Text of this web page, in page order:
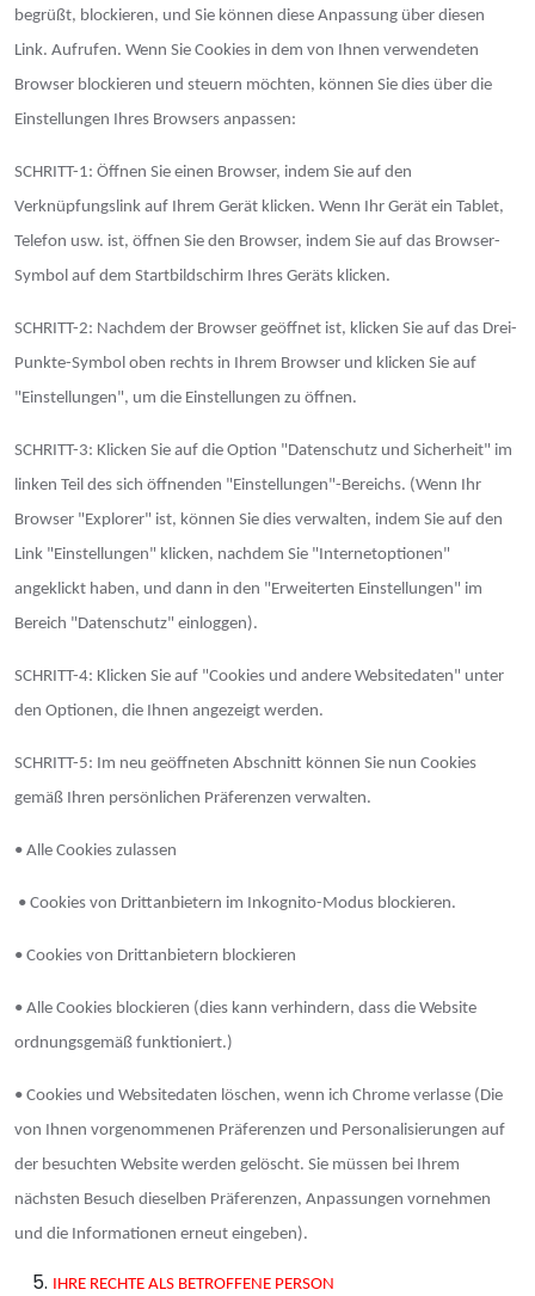
begrüßt, blockieren, und Sie können diese Anpassung über diesen
Link. Aufrufen. Wenn Sie Cookies in dem von Ihnen verwendeten
Browser blockieren und steuern möchten, können Sie dies über die
Einstellungen Ihres Browsers anpassen:
SCHRITT-1: Öffnen Sie einen Browser, indem Sie auf den
Verknüpfungslink auf Ihrem Gerät klicken. Wenn Ihr Gerät ein Tablet,
Telefon usw. ist, öffnen Sie den Browser, indem Sie auf das Browser-
Symbol auf dem Startbildschirm Ihres Geräts klicken.
SCHRITT-2: Nachdem der Browser geöffnet ist, klicken Sie auf das Drei-
Punkte-Symbol oben rechts in Ihrem Browser und klicken Sie auf
"Einstellungen", um die Einstellungen zu öffnen.
SCHRITT-3: Klicken Sie auf die Option "Datenschutz und Sicherheit" im
linken Teil des sich öffnenden "Einstellungen"-Bereichs. (Wenn Ihr
Browser "Explorer" ist, können Sie dies verwalten, indem Sie auf den
Link "Einstellungen" klicken, nachdem Sie "Internetoptionen"
angeklickt haben, und dann in den "Erweiterten Einstellungen" im
Bereich "Datenschutz" einloggen).
SCHRITT-4: Klicken Sie auf "Cookies und andere Websitedaten" unter
den Optionen, die Ihnen angezeigt werden.
SCHRITT-5: Im neu geöffneten Abschnitt können Sie nun Cookies
gemäß Ihren persönlichen Präferenzen verwalten.
• Alle Cookies zulassen
• Cookies von Drittanbietern im Inkognito-Modus blockieren.
• Cookies von Drittanbietern blockieren
• Alle Cookies blockieren (dies kann verhindern, dass die Website
ordnungsgemäß funktioniert.)
• Cookies und Websitedaten löschen, wenn ich Chrome verlasse (Die
von Ihnen vorgenommenen Präferenzen und Personalisierungen auf
der besuchten Website werden gelöscht. Sie müssen bei Ihrem
nächsten Besuch dieselben Präferenzen, Anpassungen vornehmen
und die Informationen erneut eingeben).
IHRE RECHTE ALS BETROFFENE PERSON